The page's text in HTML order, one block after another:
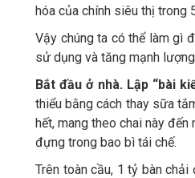
hóa của chính siêu thị trong
Vậy chúng ta có thể làm gì
sử dụng và tăng mạnh
Bắt đầu ở nhà. Lập “bài
thiểu bằng cách thay sữa
hết, mang theo chai này
đựng trong bao bì tái chế.
Trên toàn cầu, 1 tỷ bàn